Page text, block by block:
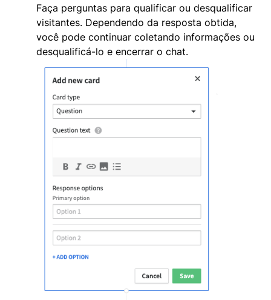
Faça perguntas para qualificar ou desqualificar
visitantes. Dependendo da resposta obtida,
você pode continuar coletando informações ou
desqualificá-lo e encerrar o chat.